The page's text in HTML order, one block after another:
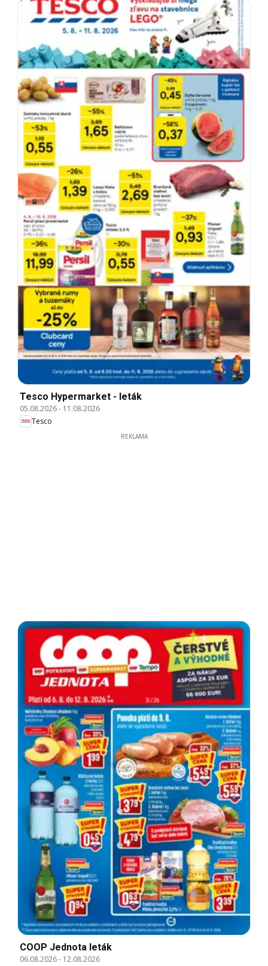
Tesco Hypermarket - leták
05.08.2026- 11.08.2026
Tesco
REKLAMA
COOP Jednota leták
06.08.2026- 12.08.2026